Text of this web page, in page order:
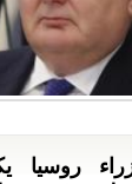
روسيا